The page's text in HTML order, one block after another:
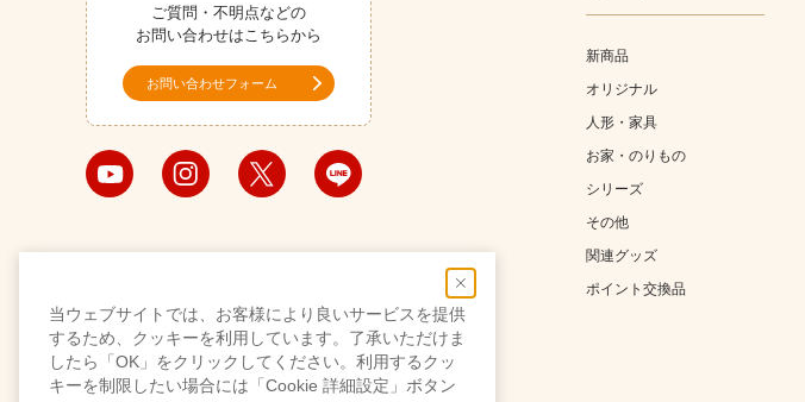
ご質問・不明点などの
お問い合わせはこちらから
お問い合わせフォーム
新商品
オリジナル
人形・家具
お家・のりもの
シリーズ
その他
関連グッズ
ポイント交換品
当ウェブサイトでは、お客様により良いサービスを提供
するため、クッキーを利用しています。了承いただけま
したら「OK」をクリックしてください。利用するクッ
キーを制限したい場合には「Cookie 詳細設定」ボタン